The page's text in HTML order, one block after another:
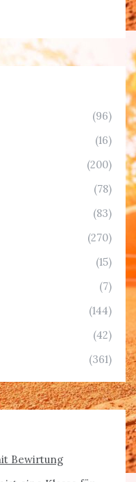
(96)
(16)
(200)
(78)
(83)
(270)
(15)
(7)
(144)
(42)
(361)
Bewirtung